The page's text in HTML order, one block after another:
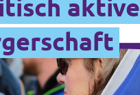
aktive